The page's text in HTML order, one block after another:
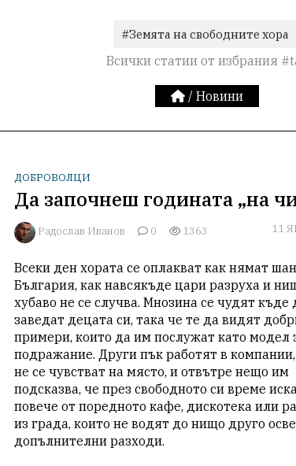
#Земята на свободните хора
Всички статии от избрания
/ Новини
ДОБРОВОЛЦИ
Да започнеш годината „на
Радослав Иванов 0 1363 11
Всеки ден хората се оплакват как нямат
България, как навсякъде цари разруха и
хубаво не се случва. Мнозина се чудят къде
заведат децата си, така че те да видят
примери, които да им послужат като модел
подражание. Други пък работят в
не се чувстват на място, и отвътре нещо им
подсказва, че през свободното си време
повече от поредното кафе, дискотека или
из града, които не водят до нищо друго
допълнителни разходи.